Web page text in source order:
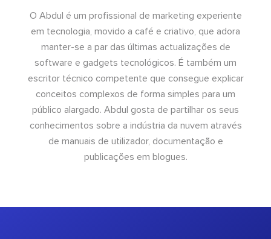
O Abdul é um profissional de marketing experiente
em tecnologia, movido a café e criativo, que adora
manter-se a par das últimas actualizações de
software e gadgets tecnológicos. É também um
escritor técnico competente que consegue explicar
conceitos complexos de forma simples para um
público alargado. Abdul gosta de partilhar os seus
conhecimentos sobre a indústria da nuvem através
de manuais de utilizador, documentação e
publicações em blogues.